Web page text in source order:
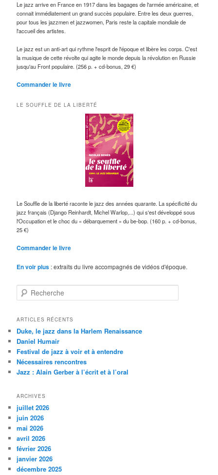
Le jazz arrive en France en 1917 dans les bagages de l'armée américaine, et
connait immédiatement un grand succès populaire. Entre les deux guerres,
pour tous les jazzmen et jazzwomen, Paris reste la capitale mondiale de
l'accueil des artistes.
Le jazz est un anti-art qui rythme l'esprit de l'époque et libère les corps. C'est
la musique de cette révolte qui agite le monde depuis la révolution en Russie
jusqu'au Front populaire. (256 p. + cd-bonus, 29 €)
Commander le livre
LE SOUFFLE DE LA LIBERTÉ
Le Souffle de la liberté raconte le jazz des années quarante. La spécificité du
jazz français (Django Reinhardt, Michel Warlop,...) qui s'est développé sous
l'Occupation et le choc du « débarquement » du be-bop. (160 p. + cd-bonus,
25 €)
Commander le livre
En voir plus : extraits du livre accompagnés de vidéos d'époque.
e
h
r
c
h
e
ARTICLES RÉCENTS
Duke, le jazz dans la Harlem Renaissance
Daniel Humair
Festival de jazz à voir et à entendre
Nécessaires rencontres
Jazz : Alain Gerber à l’écrit et à l’oral
ARCHIVES
juillet 2026
juin 2026
mai 2026
avril 2026
février 2026
janvier 2026
décembre 2025